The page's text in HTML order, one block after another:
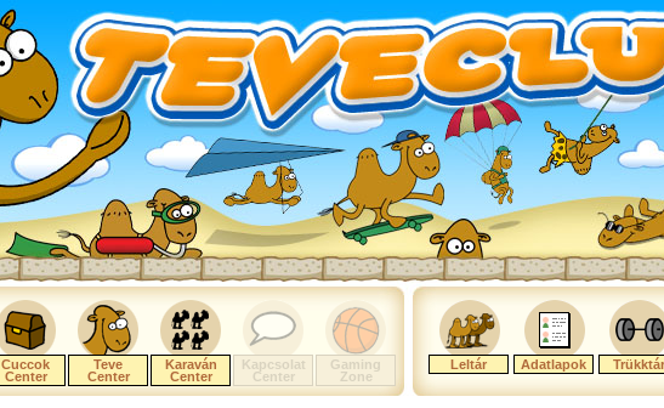
Cuccok
Center
Teve
Center
Karaván
Center
Kapcsolat
Center
Gaming
Zone
Leltár Adatlapok Trükktár